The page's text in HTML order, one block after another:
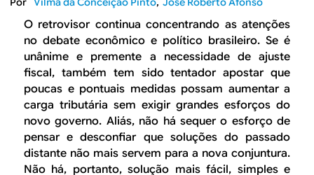
o
B
R
i
o
d
e
b
u
s
O retrovisor continua concentrando as atenções
no debate econômico e político brasileiro. Se é
unânime e premente a necessidade de ajuste
fiscal, também tem sido tentador apostar que
poucas e pontuais medidas possam aumentar a
carga tributária sem exigir grandes esforços do
novo governo. Aliás, não há sequer o esforço de
pensar e desconfiar que soluções do passado
distante não mais servem para a nova conjuntura.
Não há, portanto, solução mais fácil, simples e